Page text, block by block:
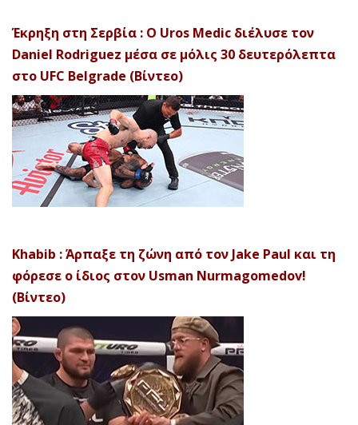
Έκρηξη στη Σερβία : Ο Uros Medic διέλυσε τον
Daniel Rodriguez μέσα σε μόλις 30 δευτερόλεπτα
στο UFC Belgrade (Βίντεο)
Khabib : Άρπαξε τη ζώνη από τον Jake Paul και τη
φόρεσε ο ίδιος στον Usman Nurmagomedov!
(Βίντεο)